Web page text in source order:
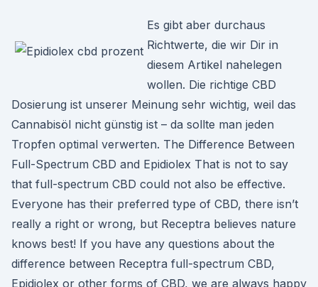
Es gibt aber durchaus
Richtwerte, die wir Dir in
diesem Artikel nahelegen
wollen. Die richtige CBD
Dosierung ist unserer Meinung sehr wichtig, weil das
Cannabisöl nicht günstig ist – da sollte man jeden
Tropfen optimal verwerten. The Difference Between
Full-Spectrum CBD and Epidiolex That is not to say
that full-spectrum CBD could not also be effective.
Everyone has their preferred type of CBD, there isn’t
really a right or wrong, but Receptra believes nature
knows best! If you have any questions about the
difference between Receptra full-spectrum CBD,
Epidiolex or other forms of CBD, we are always happy